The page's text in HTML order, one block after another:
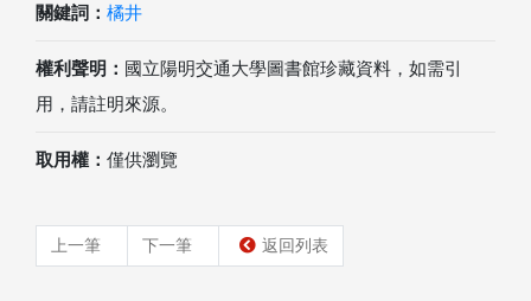
關鍵詞： 橘井
權利聲明： 國立陽明交通大學圖書館珍藏資料，如需引
用，請註明來源。
取用權： 僅供瀏覽
上一筆 下一筆 返回列表